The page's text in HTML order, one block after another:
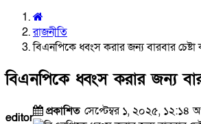
রাজনীতি
বিএনপিকে ধ্বংস করার জন্য বারবার
বিএনপিকে ধ্বংস করার জন্য
editor প্রকাশিত সেপ্টেম্বর ১, ২০২৫, ১২:১৪